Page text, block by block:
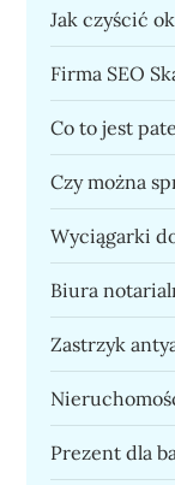
Jak czyścić
Firma SEO
Co to jest
Czy można
Wyciągarki
Biura
Zastrzyk
Prezent dla